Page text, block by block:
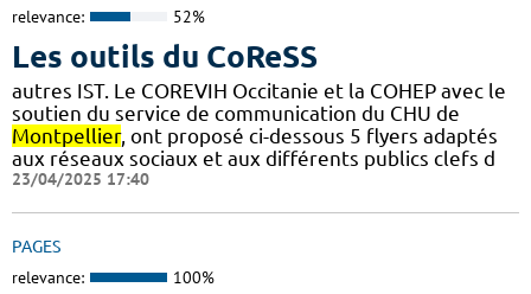
relevance: 52%
Les outils du CoReSS
autres IST. Le COREVIH Occitanie et la COHEP avec le
soutien du service de communication du CHU de
Montpellier, ont proposé ci-dessous 5 flyers adaptés
aux réseaux sociaux et aux différents publics clefs d
23/04/2025 17:40
PAGES
relevance: 100%